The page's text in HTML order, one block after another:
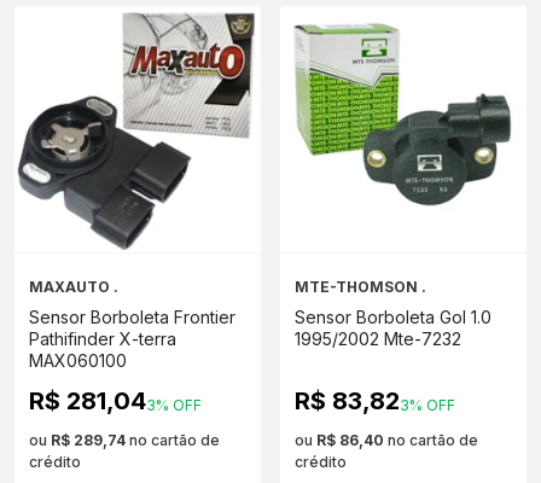
MAXAUTO .
Sensor Borboleta Frontier
Pathifinder X-terra
MAX060100
R$ 281,043% OFF
ou R$ 289,74 no cartão de
crédito
MTE-THOMSON .
Sensor Borboleta Gol 1.0
1995/2002 Mte-7232
R$ 83,823% OFF
ou R$ 86,40 no cartão de
crédito